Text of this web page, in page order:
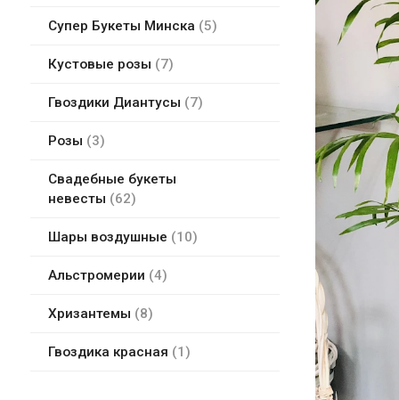
Супер Букеты Минска 5
Кустовые розы 7
Гвоздики Диантусы 7
Розы 3
Свадебные букеты
невесты
62
Шары воздушные 10
Альстромерии 4
Хризантемы 8
Гвоздика красная 1